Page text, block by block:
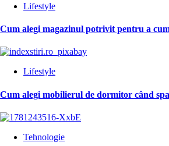
Lifestyle
Cum alegi magazinul potrivit pentru a
Lifestyle
Cum alegi mobilierul de dormitor când
Tehnologie